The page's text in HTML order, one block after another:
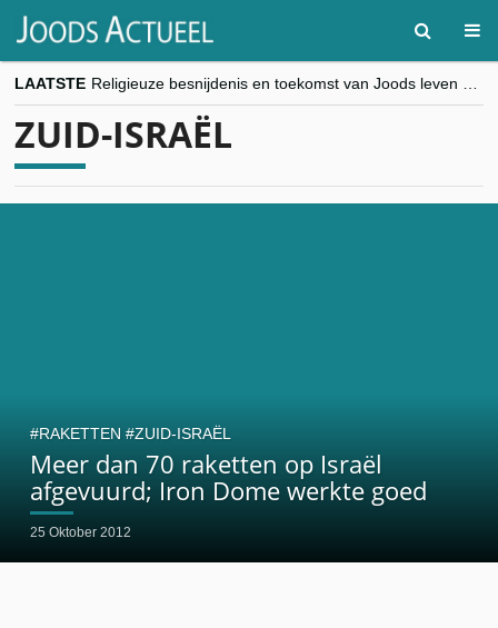
LAATSTE
“Besnijdenisdebat toont hoe moeilijk seculiere Westen minderheden begrijpt”, Jinnih Beels (Vooruit)
ZUID-ISRAËL
Meer dan 70 raketten op Israël
afgevuurd; Iron Dome werkte goed
25 Oktober 2012
RAKETTEN ZUID-ISRAËL